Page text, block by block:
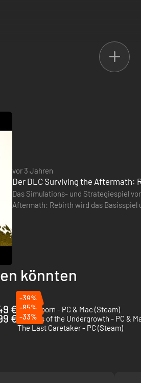
vor 3 Jahren
Der DLC Surviving the Aftermath:
Das Simulations- und Strategiespiel
Aftermath: Rebirth wird das Basisspiel
könnten
€
-39%
Timberborn - PC & Mac (Steam)
€
-85%
Empires of the Undergrowth - PC &
-33%
The Last Caretaker - PC (Steam)